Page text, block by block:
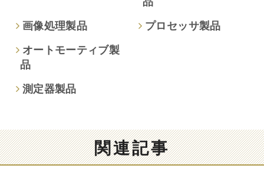
画像処理製品
プロセッサ製品
オートモーティブ製
品
測定器製品
関連記事